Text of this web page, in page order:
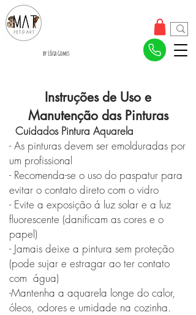
by Lívia Gomes
Instruções de Uso e
Manutenção das Pinturas
Cuidados Pintura Aquarela
- As pinturas devem ser emolduradas por
um profissional
- Recomenda-se o uso do paspatur para
evitar o contato direto com o vidro
- Evite a exposição á luz solar e a luz
fluorescente (danificam as cores e o
papel)
- Jamais deixe a pintura sem proteção
(pode sujar e estragar ao ter contato
com água)
-Mantenha a aquarela longe do calor,
óleos, odores e umidade na cozinha.